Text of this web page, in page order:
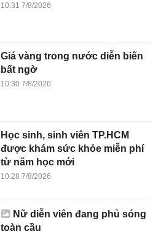
10:31 7/8/2026
Giá vàng trong nước diễn biến
bất ngờ
10:30 7/8/2026
Học sinh, sinh viên TP.HCM
được khám sức khỏe miễn phí
từ năm học mới
10:28 7/8/2026
Nữ diễn viên đang phủ sóng
toàn cầu